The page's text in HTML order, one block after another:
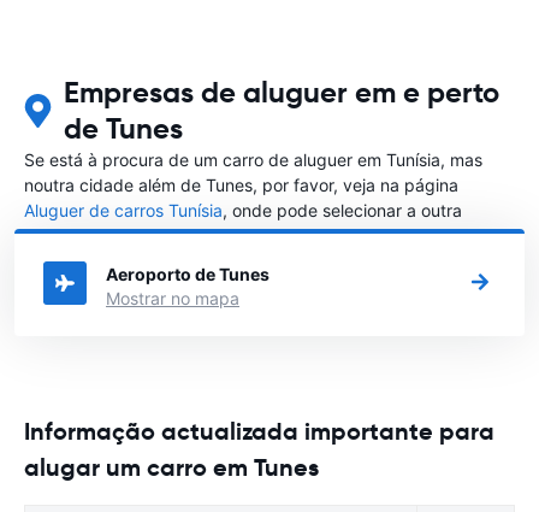
Empresas de aluguer em e perto
de Tunes
Se está à procura de um carro de aluguer em Tunísia, mas
noutra cidade além de Tunes, por favor, veja na página
Aluguer de carros Tunísia, onde pode selecionar a outra
cidade em Tunísia que gostaria de alugar um carro
Aeroporto de Tunes
Mostrar no mapa
Informação actualizada importante para
alugar um carro em Tunes